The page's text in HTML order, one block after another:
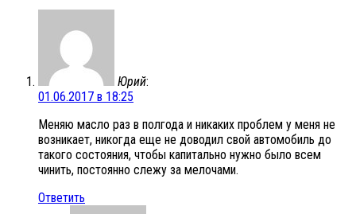
Юрий:
01.06.2017 в 18:25
Меняю масло раз в полгода и никаких проблем у меня не
возникает, никогда еще не доводил свой автомобиль до
такого состояния, чтобы капитально нужно было всем
чинить, постоянно слежу за мелочами.
Ответить